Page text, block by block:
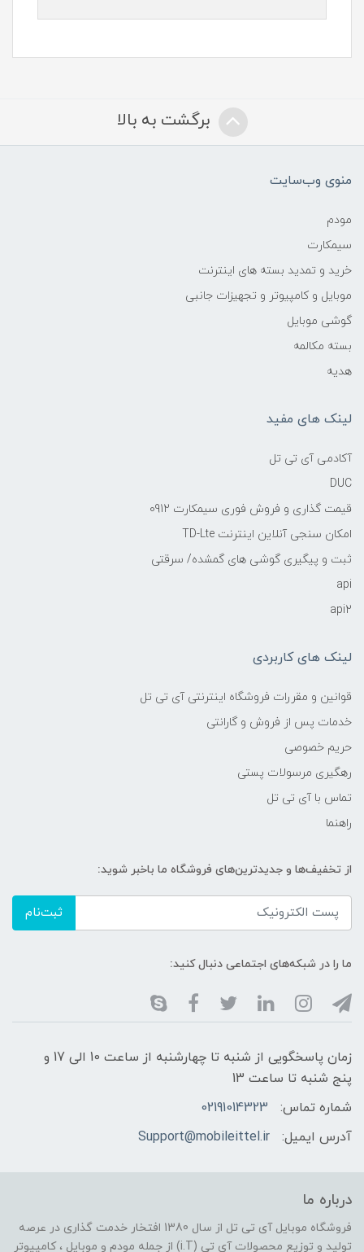
برگشت به بالا
منوی وب‌سایت
مودم
سیمکارت
خرید و تمدید بسته های اینترنت
موبایل و کامپیوتر و تجهیزات جانبی
گوشی موبایل
بسته مکالمه
هدیه
لینک های مفید
آکادمی آی تی تل
DUC
قیمت گذاری و فروش فوری سیمکارت 0912
امکان سنجی آنلاین اینترنت TD-Lte
ثبت و پیگیری گوشی های گمشده/ سرقتی
api
api2
لینک های کاربردی
قوانین و مقررات فروشگاه اینترنتی آی تی تل
خدمات پس از فروش و گارانتی
حریم خصوصی
رهگیری مرسولات پستی
تماس با آی تی تل
راهنما
از تخفیف‌ها و جدیدترین‌های فروشگاه ما باخبر شوید:
ثبت‌نام
ما را در شبکه‌های اجتماعی دنبال کنید:
زمان پاسخگویی از شنبه تا چهارشنبه از ساعت 10 الی 17 و
پنج شنبه تا ساعت 13
شماره تماس:
02191014323
آدرس ایمیل:
Support@mobileittel.ir
درباره ما
فروشگاه موبایل آی تی تل از سال 1380 افتخار خدمت گذاری در عرصه
تولید و توزیع محصولات آی تی (i.T) از جمله مودم و موبایل ، کامپیوتر